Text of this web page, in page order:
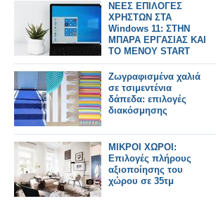
ΝΕΕΣ ΕΠΙΛΟΓΕΣ
ΧΡΗΣΤΩΝ ΣΤΑ
Windows 11: ΣΤΗΝ
ΜΠΑΡΑ ΕΡΓΑΣΙΑΣ ΚΑΙ
ΤΟ ΜΕΝΟΥ START
Ζωγραφισμένα χαλιά
σε τσιμεντένια
δάπεδα: επιλογές
διακόσμησης
ΜΙΚΡΟΙ ΧΩΡΟΙ:
Επιλογές πλήρους
αξιοποίησης του
χώρου σε 35τμ